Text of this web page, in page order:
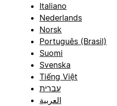
Italiano
Nederlands
Norsk
Português (Brasil)
Suomi
Svenska
Tiếng Việt
עברית
العربية